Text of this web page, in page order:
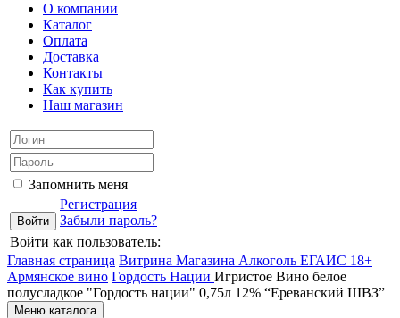
О компании
Каталог
Оплата
Доставка
Контакты
Как купить
Наш магазин
Запомнить меня
Регистрация
Забыли пароль?
Войти как пользователь:
Главная страница Витрина Магазина Алкоголь ЕГАИС 18+
Армянское вино Гордость Нации Игристое Вино белое
полусладкое "Гордость нации" 0,75л 12% “Ереванский ШВЗ”
Меню каталога